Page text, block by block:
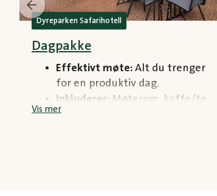
Dyreparken Safarihotell
Dagpakke
Effektivt møte: Alt du trenger
for en produktiv dag.
Inkluderer: Møterom, kaffe/te,
pausemat, lunsjbuffet og
Vis mer